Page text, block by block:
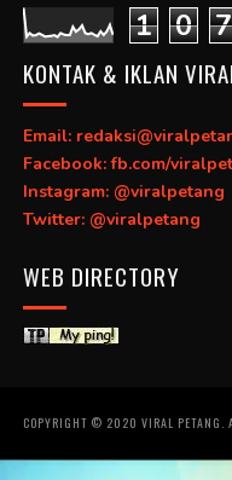
1 0 7
KONTAK & IKLAN
Email:
Facebook: fb.com/
Instagram: @viralpetang
Twitter: @viralpetang
WEB DIRECTORY
COPYRIGHT © 2020 VIRAL PETANG.